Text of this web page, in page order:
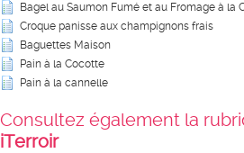
Bagel au Saumon Fumé et au Fromage à la
Croque panisse aux champignons frais
Baguettes Maison
Pain à la Cocotte
Pain à la cannelle
Consultez également la
iTerroir